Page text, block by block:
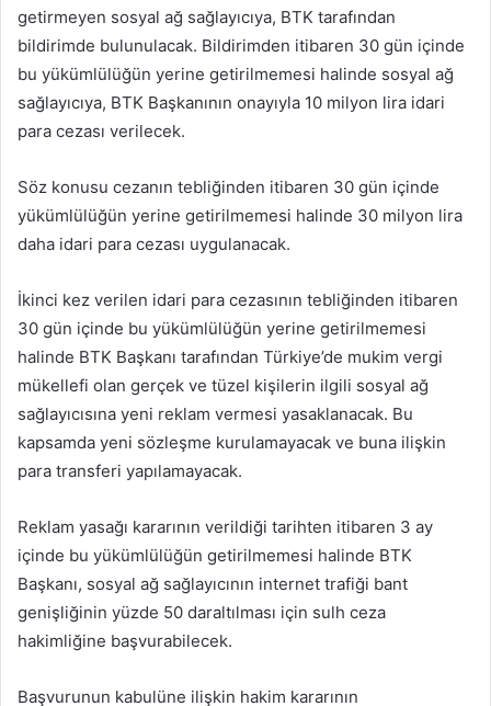
getirmeyen sosyal ağ sağlayıcıya, BTK tarafından
bildirimde bulunulacak. Bildirimden itibaren 30 gün içinde
bu yükümlülüğün yerine getirilmemesi halinde sosyal ağ
sağlayıcıya, BTK Başkanının onayıyla 10 milyon lira idari
para cezası verilecek.
Söz konusu cezanın tebliğinden itibaren 30 gün içinde
yükümlülüğün yerine getirilmemesi halinde 30 milyon lira
daha idari para cezası uygulanacak.
İkinci kez verilen idari para cezasının tebliğinden itibaren
30 gün içinde bu yükümlülüğün yerine getirilmemesi
halinde BTK Başkanı tarafından Türkiye’de mukim vergi
mükellefi olan gerçek ve tüzel kişilerin ilgili sosyal ağ
sağlayıcısına yeni reklam vermesi yasaklanacak. Bu
kapsamda yeni sözleşme kurulamayacak ve buna ilişkin
para transferi yapılamayacak.
Reklam yasağı kararının verildiği tarihten itibaren 3 ay
içinde bu yükümlülüğün getirilmemesi halinde BTK
Başkanı, sosyal ağ sağlayıcının internet trafiği bant
genişliğinin yüzde 50 daraltılması için sulh ceza
hakimliğine başvurabilecek.
Başvurunun kabulüne ilişkin hakim kararının